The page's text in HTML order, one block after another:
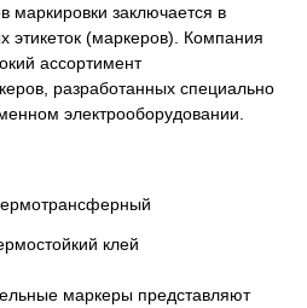
маркировки заключается в
этикеток (маркеров). Компания
ассортимент
разработанных специально
электрооборудовании.
клей
маркеры представляют